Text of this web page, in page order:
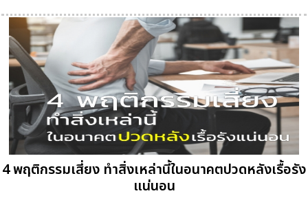
4 พฤติกรรมเสี่ยง ทำสิ่งเหล่านี้ในอนาคตปวดหลังเรื้อรัง
แน่นอน